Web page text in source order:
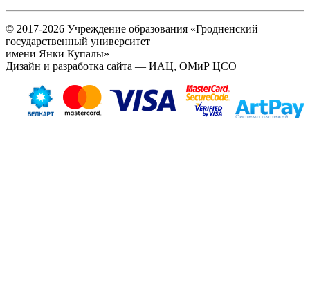
© 2017-2026 Учреждение образования «Гродненский
государственный университет
имени Янки Купалы»
Дизайн и разработка сайта — ИАЦ, ОМиР ЦСО